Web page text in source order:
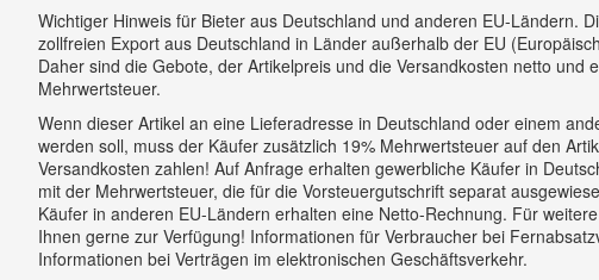
Wichtiger Hinweis für Bieter aus Deutschland und anderen EU-Ländern.
zollfreien Export aus Deutschland in Länder außerhalb der EU
Daher sind die Gebote, der Artikelpreis und die Versandkosten netto und
Mehrwertsteuer.
Wenn dieser Artikel an eine Lieferadresse in Deutschland oder einem
werden soll, muss der Käufer zusätzlich 19% Mehrwertsteuer auf den
Versandkosten zahlen! Auf Anfrage erhalten gewerbliche Käufer in
mit der Mehrwertsteuer, die für die Vorsteuergutschrift separat
Käufer in anderen EU-Ländern erhalten eine Netto-Rechnung. Für
Ihnen gerne zur Verfügung! Informationen für Verbraucher bei
Informationen bei Verträgen im elektronischen Geschäftsverkehr.